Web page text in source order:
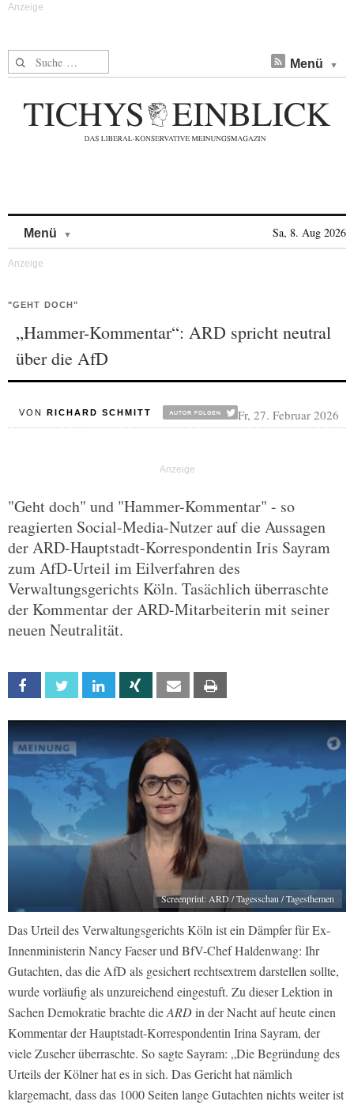
Suche nach: Menü
Menü Sa, 8. Aug 2026
"GEHT DOCH"
„Hammer-Kommentar“: ARD spricht neutral
über die AfD
VON RICHARD SCHMITT Fr, 27. Februar 2026
"Geht doch" und "Hammer-Kommentar" - so
reagierten Social-Media-Nutzer auf die Aussagen
der ARD-Hauptstadt-Korrespondentin Iris Sayram
zum AfD-Urteil im Eilverfahren des
Verwaltungsgerichts Köln. Tasächlich überraschte
der Kommentar der ARD-Mitarbeiterin mit seiner
neuen Neutralität.
Facebook Twitter Linkedin Xing Email
Screenprint: ARD / Tagesschau / Tagesthemen
Das Urteil des Verwaltungsgerichts Köln ist ein Dämpfer für Ex-
Innenministerin Nancy Faeser und BfV-Chef Haldenwang: Ihr
Gutachten, das die AfD als gesichert rechtsextrem darstellen sollte,
wurde vorläufig als unzureichend eingestuft. Zu dieser Lektion in
Sachen Demokratie brachte dieARDin der Nacht auf heute einen
Kommentar der Hauptstadt-Korrespondentin Irina Sayram, der
viele Zuseher überraschte. So sagte Sayram: „Die Begründung des
Urteils der Kölner hat es in sich. Das Gericht hat nämlich
klargemacht, dass das 1000 Seiten lange Gutachten nichts weiter ist